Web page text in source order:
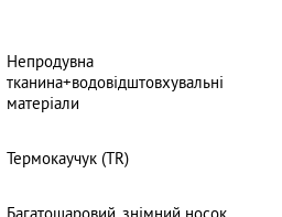
Дитячі зимові дутики Demar
Furry 2 Light Silver NE
Непродувна
тканина+водовідштовхувальні
матеріали
Термокаучук (TR)